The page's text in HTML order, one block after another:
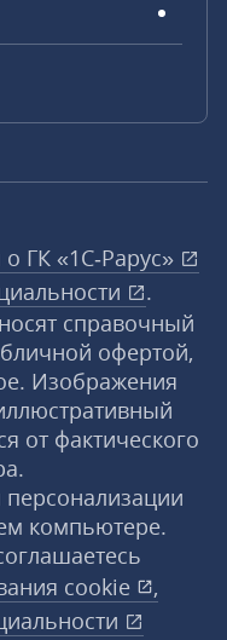
ГК «1С‑Рарус»
.
справочный
офертой,
Изображения
от фактического
компьютере.
cookie
,